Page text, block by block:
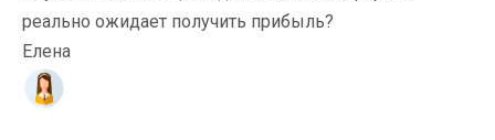
реально ожидает получить прибыль?
Елена